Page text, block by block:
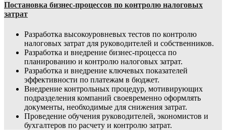
Постановка бизнес-процессов по контролю налоговых
затрат
Разработка высокоуровневых тестов по контролю
налоговых затрат для руководителей и собственников.
Разработка и внедрение бизнес-процесса по
планированию и контролю налоговых затрат.
Разработка и внедрение ключевых показателей
эффективности по платежам в бюджет.
Внедрение контрольных процедур, мотивирующих
подразделения компаний своевременно оформлять
документы, необходимые для снижения затрат.
Проведение обучения руководителей, экономистов и
бухгалтеров по расчету и контролю затрат.